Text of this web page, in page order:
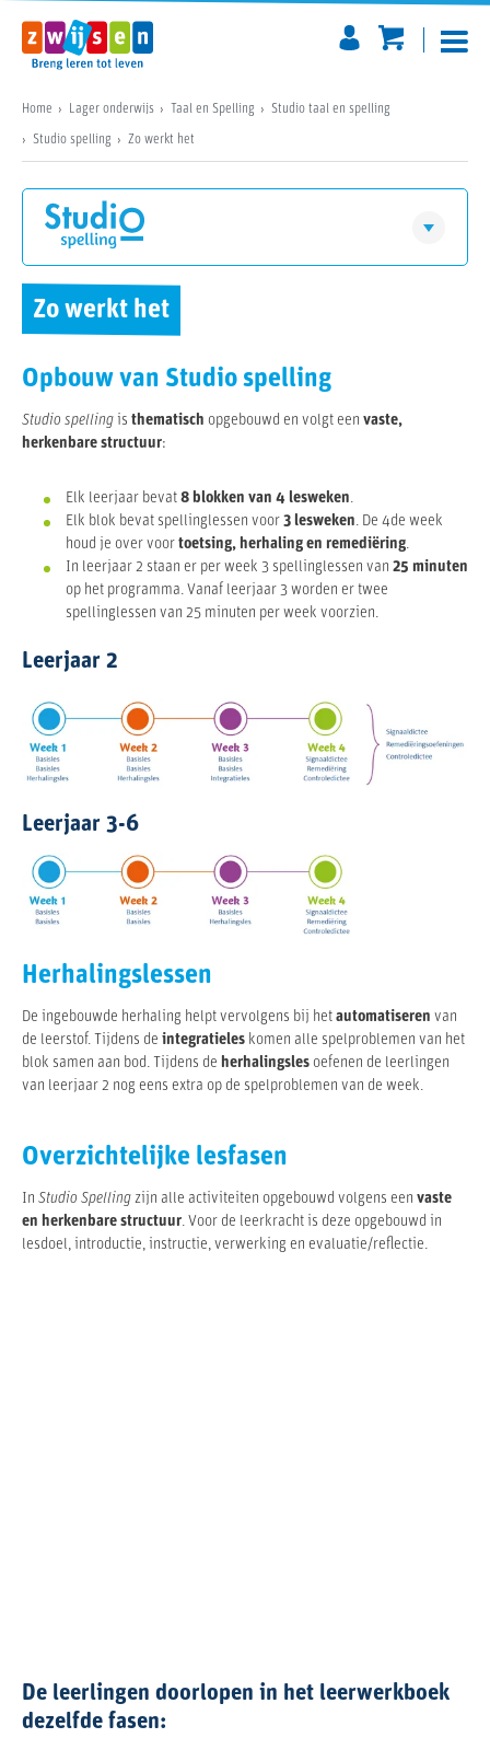
Home Lager onderwijs Taal en Spelling Studio taal en spelling
Studio spelling Zo werkt het
Studio spelling
Zo werkt het
Opbouw van Studio spelling
Studio spelling is thematisch opgebouwd en volgt een vaste,
herkenbare structuur:
Elk leerjaar bevat 8 blokken van 4 lesweken.
Elk blok bevat spellinglessen voor 3 lesweken. De 4de week
houd je over voor toetsing, herhaling en remediëring.
In leerjaar 2 staan er per week 3 spellinglessen van 25 minuten
op het programma. Vanaf leerjaar 3 worden er twee
spellinglessen van 25 minuten per week voorzien.
Leerjaar 2
Leerjaar 3-6
Herhalingslessen
De ingebouwde herhaling helpt vervolgens bij het automatiseren van
de leerstof. Tijdens de integratieles komen alle spelproblemen van het
blok samen aan bod. Tijdens de herhalingsles oefenen de leerlingen
van leerjaar 2 nog eens extra op de spelproblemen van de week.
Overzichtelijke lesfasen
In Studio Spelling zijn alle activiteiten opgebouwd volgens een vaste
en herkenbare structuur. Voor de leerkracht is deze opgebouwd in
lesdoel, introductie, instructie, verwerking en evaluatie/reflectie.
De leerlingen doorlopen in het leerwerkboek
dezelfde fasen: